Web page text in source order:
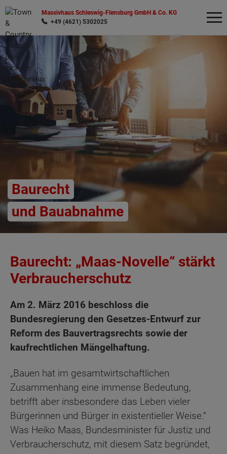
Massivhaus Schleswig-Flensburg GmbH & Co. KG
+49 (4621) 5302025
Baurecht
und Bauabnahme
Baurecht: „Maas-Novelle“ stärkt
Verbraucherschutz
Am 2. März 2016 beschloss die
Bundesregierung den Gesetzes-Entwurf zur
Reform des Bauvertragsrechts sowie der
kaufrechtlichen Mängelhaftung.
„Bauen hat im gesamtwirtschaftlichen
Zusammenhang eine immense Bedeutung,
betrifft aber insbesondere das Leben vieler
Bürgerinnen und Bürger in existentieller Weise.“
Was Heiko Maas, Bundesminister für Justiz und
Verbraucherschutz, mit diesem Satz begründet,
Wonach möchten Sie suchen?